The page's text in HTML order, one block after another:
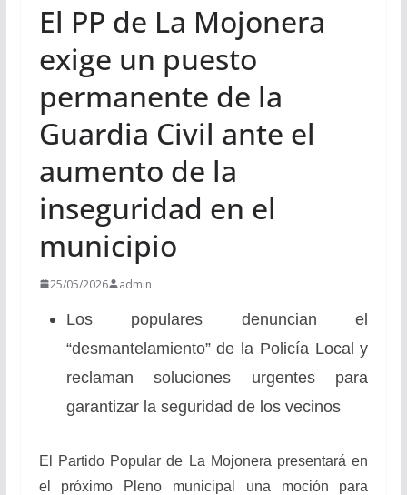
El PP de La Mojonera
exige un puesto
permanente de la
Guardia Civil ante el
aumento de la
inseguridad en el
municipio
25/05/2026 admin
Los populares denuncian el
“desmantelamiento” de la Policía Local y
reclaman soluciones urgentes para
garantizar la seguridad de los vecinos
El Partido Popular de La Mojonera presentará en
el próximo Pleno municipal una moción para